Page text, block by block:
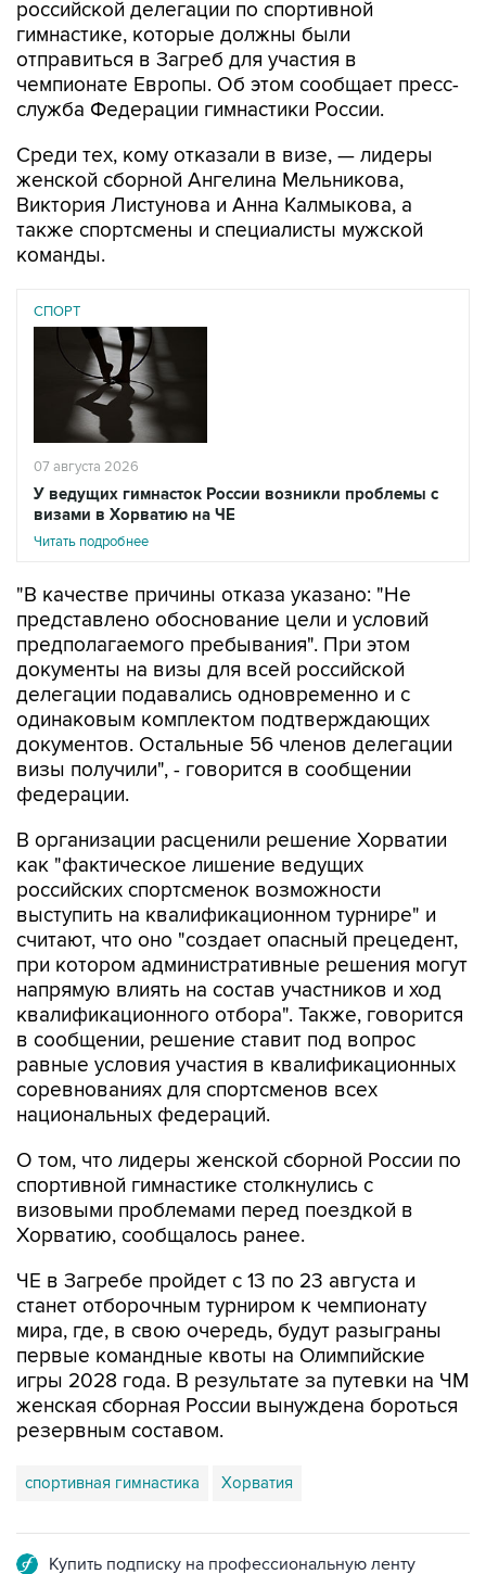
отправиться в Загреб для участия в
чемпионате Европы. Об этом сообщает пресс-
служба Федерации гимнастики России.
Среди тех, кому отказали в визе, — лидеры
Виктория Листунова и Анна Калмыкова, а
также спортсмены и специалисты мужской
команды.
СПОРТ
07 августа 2026
У ведущих гимнасток России возникли проблемы с
визами в Хорватию на ЧЕ
Читать подробнее
"В качестве причины отказа указано: "Не
предполагаемого пребывания". При этом
документы на визы для всей российской
делегации подавались одновременно и с
одинаковым комплектом подтверждающих
документов. Остальные 56 членов делегации
визы получили", - говорится в сообщении
федерации.
В организации расценили решение Хорватии
российских спортсменок возможности
выступить на квалификационном турнире" и
считают, что оно "создает опасный прецедент,
при котором административные решения могут
напрямую влиять на состав участников и ход
квалификационного отбора". Также, говорится
в сообщении, решение ставит под вопрос
равные условия участия в квалификационных
соревнованиях для спортсменов всех
национальных федераций.
О том, что лидеры женской сборной России по
визовыми проблемами перед поездкой в
Хорватию, сообщалось ранее.
ЧЕ в Загребе пройдет с 13 по 23 августа и
мира, где, в свою очередь, будут разыграны
первые командные квоты на Олимпийские
игры 2028 года. В результате за путевки на ЧМ
женская сборная России вынуждена бороться
резервным составом.
спортивная гимнастика Хорватия
Подписаться на рассылку главных новостей сайта